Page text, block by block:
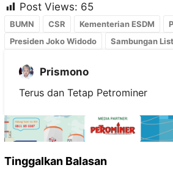
Post Views: 65
BUMN CSR Kementerian ESDM
Presiden Joko Widodo
Sambungan
Prismono
Terus dan Tetap Petrominer
Tinggalkan Balasan